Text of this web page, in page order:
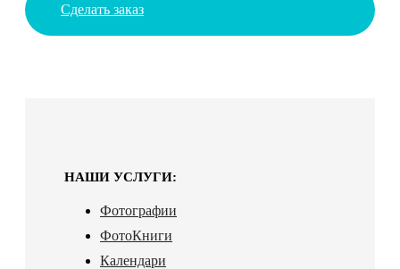
Сделать заказ
НАШИ УСЛУГИ:
Фотографии
ФотоКниги
Календари